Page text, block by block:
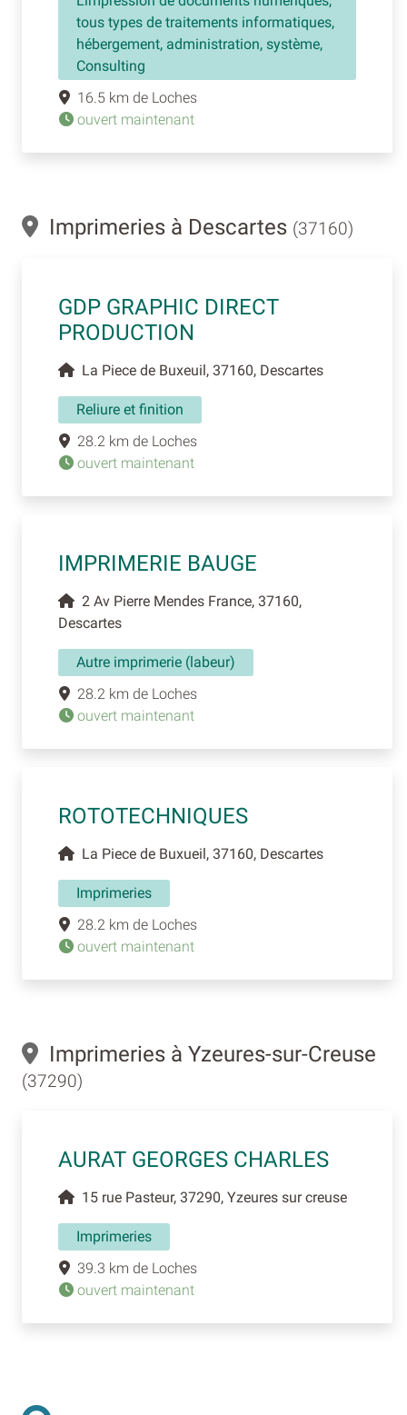
tous types de traitements informatiques,
hébergement, administration, système,
Consulting
16.5 km de Loches
ouvert maintenant
Imprimeries à Descartes (37160)
GDP GRAPHIC DIRECT
PRODUCTION
La Piece de Buxeuil, 37160, Descartes
Reliure et finition
28.2 km de Loches
ouvert maintenant
IMPRIMERIE BAUGE
2 Av Pierre Mendes France, 37160,
Descartes
Autre imprimerie (labeur)
28.2 km de Loches
ouvert maintenant
ROTOTECHNIQUES
La Piece de Buxueil, 37160, Descartes
Imprimeries
28.2 km de Loches
ouvert maintenant
Imprimeries à Yzeures-sur-Creuse
(37290)
AURAT GEORGES CHARLES
15 rue Pasteur, 37290, Yzeures sur creuse
Imprimeries
39.3 km de Loches
ouvert maintenant